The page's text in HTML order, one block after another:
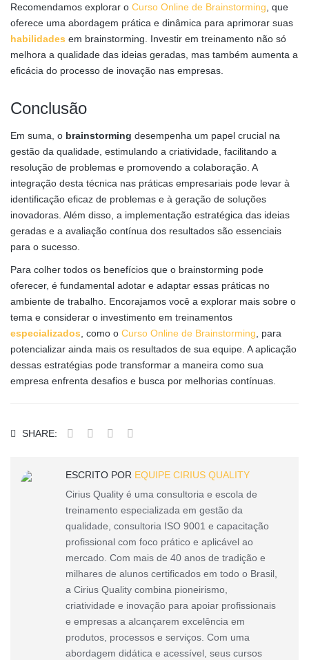
Recomendamos explorar o Curso Online de Brainstorming, que
oferece uma abordagem prática e dinâmica para aprimorar suas
habilidades em brainstorming. Investir em treinamento não só
melhora a qualidade das ideias geradas, mas também aumenta a
eficácia do processo de inovação nas empresas.
Conclusão
Em suma, o brainstorming desempenha um papel crucial na
gestão da qualidade, estimulando a criatividade, facilitando a
resolução de problemas e promovendo a colaboração. A
integração desta técnica nas práticas empresariais pode levar à
identificação eficaz de problemas e à geração de soluções
inovadoras. Além disso, a implementação estratégica das ideias
geradas e a avaliação contínua dos resultados são essenciais
para o sucesso.
Para colher todos os benefícios que o brainstorming pode
oferecer, é fundamental adotar e adaptar essas práticas no
ambiente de trabalho. Encorajamos você a explorar mais sobre o
tema e considerar o investimento em treinamentos
especializados, como o Curso Online de Brainstorming, para
potencializar ainda mais os resultados de sua equipe. A aplicação
dessas estratégias pode transformar a maneira como sua
empresa enfrenta desafios e busca por melhorias contínuas.
SHARE:
ESCRITO POR EQUIPE CIRIUS QUALITY
Cirius Quality é uma consultoria e escola de
treinamento especializada em gestão da
qualidade, consultoria ISO 9001 e capacitação
profissional com foco prático e aplicável ao
mercado. Com mais de 40 anos de tradição e
milhares de alunos certificados em todo o Brasil,
a Cirius Quality combina pioneirismo,
criatividade e inovação para apoiar profissionais
e empresas a alcançarem excelência em
produtos, processos e serviços. Com uma
abordagem didática e acessível, seus cursos